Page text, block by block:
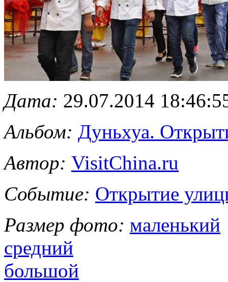
Дата: 29.07.2014
Альбом: Дуньхуа.
Автор: VisitChina.ru
Событие: Открытие
Размер фото: маленький
средний
большой